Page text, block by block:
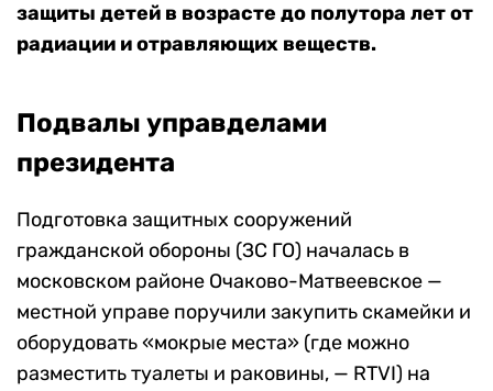
защиты детей в возрасте до полутора лет от
радиации и отравляющих веществ.
Подвалы управделами
президента
Подготовка защитных сооружений
гражданской обороны (ЗС ГО) началась в
московском районе Очаково-Матвеевское —
местной управе поручили закупить скамейки и
оборудовать «мокрые места» (где можно
разместить туалеты и раковины, — RTVI) на